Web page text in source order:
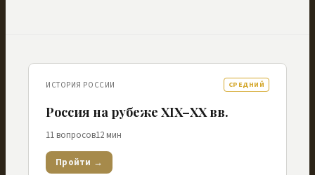
ИСТОРИЯ РОССИИ СРЕДНИЙ
Россия на рубеже XIX–XX вв.
11 вопросов12 мин
Пройти →